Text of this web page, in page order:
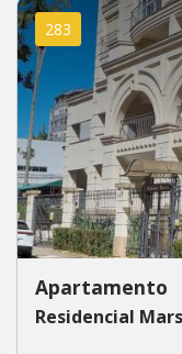
283
Apartamento
Residencial